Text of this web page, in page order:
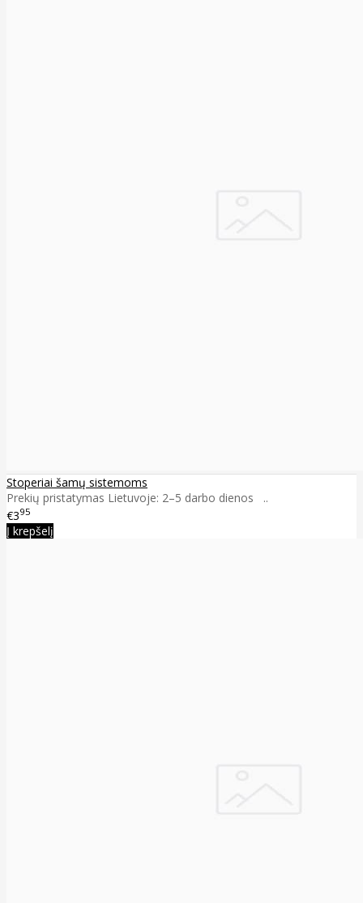
Stoperiai šamų sistemoms
Prekių pristatymas Lietuvoje: 2–5 darbo dienos ..
€395
Į krepšelį